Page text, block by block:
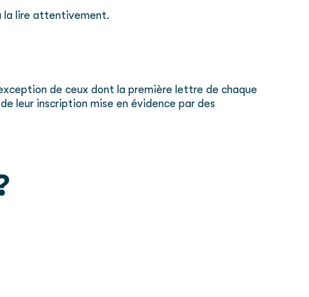
la lire attentivement.
de ceux dont la première lettre de chaque
leur inscription mise en évidence par des